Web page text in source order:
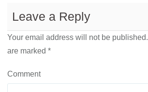
Leave a Reply
Your email address will not be published.
are marked *
Comment